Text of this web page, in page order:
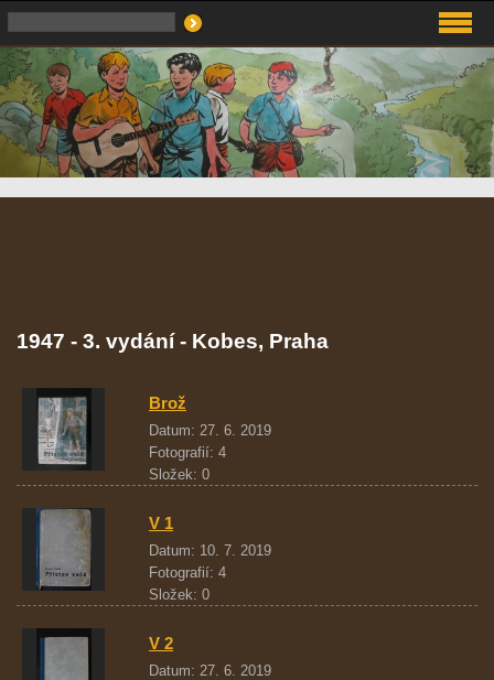
1947 - 3. vydání - Kobes, Praha
Brož
Datum: 27. 6. 2019
Fotografií: 4
Složek: 0
V 1
Datum: 10. 7. 2019
Fotografií: 4
Složek: 0
V 2
Datum: 27. 6. 2019